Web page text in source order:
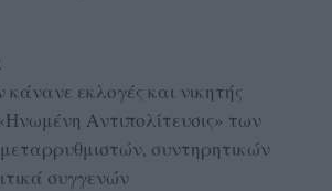
κάνανε εκλογές και νικητής
Αντιπολίτευσις» των
συντηρητικών
συγγενών